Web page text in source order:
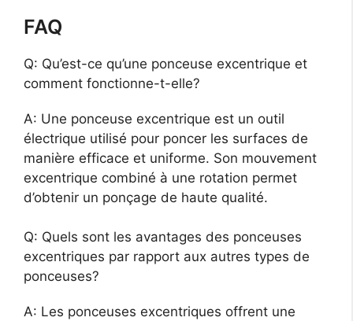
FAQ
Q: Qu’est-ce qu’une ponceuse excentrique et
comment fonctionne-t-elle?
A: Une ponceuse excentrique est un outil
électrique utilisé pour poncer les surfaces de
manière efficace et uniforme. Son mouvement
excentrique combiné à une rotation permet
d’obtenir un ponçage de haute qualité.
Q: Quels sont les avantages des ponceuses
excentriques par rapport aux autres types de
ponceuses?
A: Les ponceuses excentriques offrent une